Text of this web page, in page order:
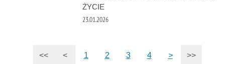
ŻYCIE
23.01.2026
<< < 1 2 3 4 > >>